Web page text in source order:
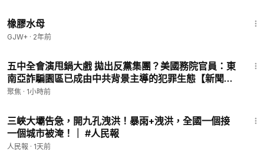
橡膠水母
GJW+ · 2年前
五中全會演甩鍋大戲 拋出反黨集團？美國務院官員：東
南亞詐騙園區已成由中共背景主導的犯罪生態【新聞深
讀】
聚焦 · 1小時前
三峽大壩告急，開九孔洩洪！暴雨+洩洪，全國一個接
一個城市被淹！｜ #人民報
人民報 · 1天前